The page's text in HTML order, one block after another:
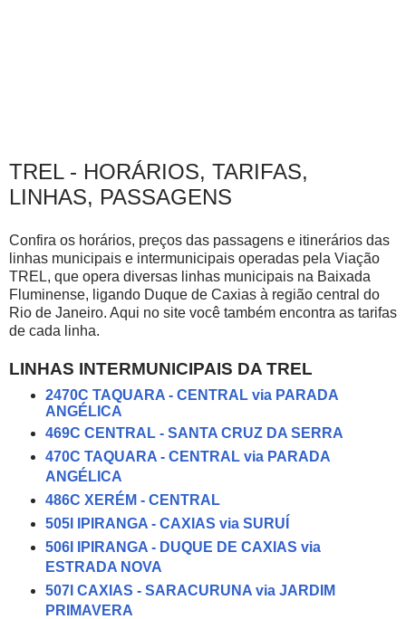
TREL - HORÁRIOS, TARIFAS,
LINHAS, PASSAGENS
Confira os horários, preços das passagens e itinerários das
linhas municipais e intermunicipais operadas pela Viação
TREL, que opera diversas linhas municipais na Baixada
Fluminense, ligando Duque de Caxias à região central do
Rio de Janeiro. Aqui no site você também encontra as tarifas
de cada linha.
LINHAS INTERMUNICIPAIS DA TREL
2470C TAQUARA - CENTRAL via PARADA
ANGÉLICA
469C CENTRAL - SANTA CRUZ DA SERRA
470C TAQUARA - CENTRAL via PARADA
ANGÉLICA
486C XERÉM - CENTRAL
505I IPIRANGA - CAXIAS via SURUÍ
506I IPIRANGA - DUQUE DE CAXIAS via
ESTRADA NOVA
507I CAXIAS - SARACURUNA via JARDIM
PRIMAVERA